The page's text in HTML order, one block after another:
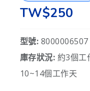
TW$250
型號: 8000006507
庫存狀況: 約3個工
10~14個工作天